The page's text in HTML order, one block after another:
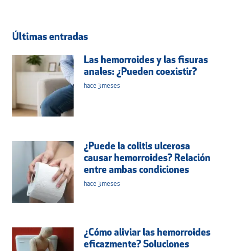
Últimas entradas
Las hemorroides y las fisuras
anales: ¿Pueden coexistir?
hace 3 meses
¿Puede la colitis ulcerosa
causar hemorroides? Relación
entre ambas condiciones
hace 3 meses
¿Cómo aliviar las hemorroides
eficazmente? Soluciones